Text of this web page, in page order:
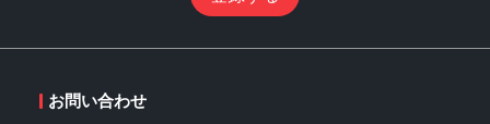
お問い合わせ